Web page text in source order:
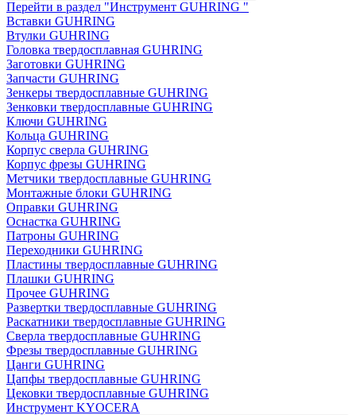
Перейти в раздел "Инструмент GUHRING "
Вставки GUHRING
Втулки GUHRING
Головка твердосплавная GUHRING
Заготовки GUHRING
Запчасти GUHRING
Зенкеры твердосплавные GUHRING
Зенковки твердосплавные GUHRING
Ключи GUHRING
Кольца GUHRING
Корпус сверла GUHRING
Корпус фрезы GUHRING
Метчики твердосплавные GUHRING
Монтажные блоки GUHRING
Оправки GUHRING
Оснастка GUHRING
Патроны GUHRING
Переходники GUHRING
Пластины твердосплавные GUHRING
Плашки GUHRING
Прочее GUHRING
Развертки твердосплавные GUHRING
Раскатники твердосплавные GUHRING
Сверла твердосплавные GUHRING
Фрезы твердосплавные GUHRING
Цанги GUHRING
Цапфы твердосплавные GUHRING
Цековки твердосплавные GUHRING
Инструмент KYOCERA